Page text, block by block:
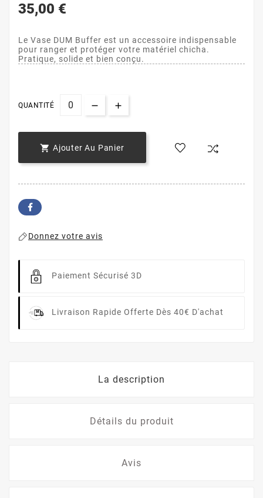
35,00 €
Le Vase DUM Buffer est un accessoire indispensable
pour ranger et protéger votre matériel chicha.
Pratique, solide et bien conçu.
QUANTITÉ
 Ajouter Au Panier
Donnez votre avis
Paiement Sécurisé 3D
Livraison Rapide Offerte Dès 40€ D'achat
La description
Détails du produit
Avis